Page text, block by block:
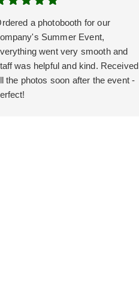
a photobooth for our
Summer Event,
went very smooth and
was helpful and kind. Received
the photos soon after the event -